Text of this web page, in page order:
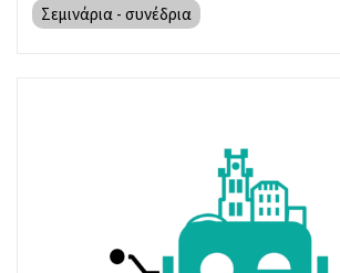
Σεμινάρια - συνέδρια